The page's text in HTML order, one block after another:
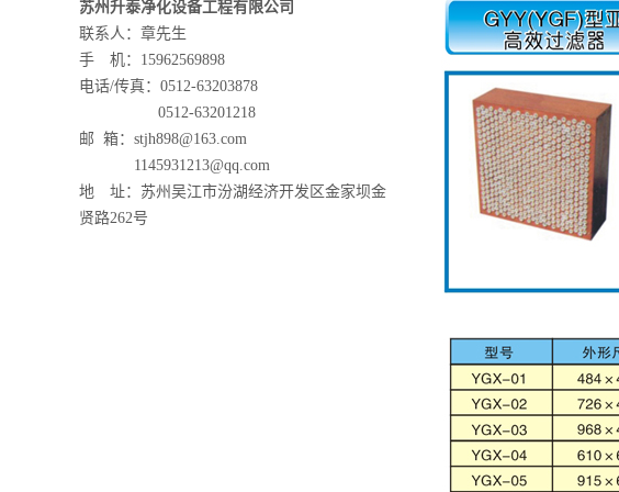
苏州升泰净化设备工程有限公司
联系人：章先生
手 机：15962569898
电话/传真：0512-63203878
0512-63201218
邮 箱：stjh898@163.com
1145931213@qq.com
地 址：苏州吴江市汾湖经济开发区金家坝金
贤路262号